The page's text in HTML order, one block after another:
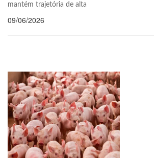
mantém trajetória de alta
09/06/2026